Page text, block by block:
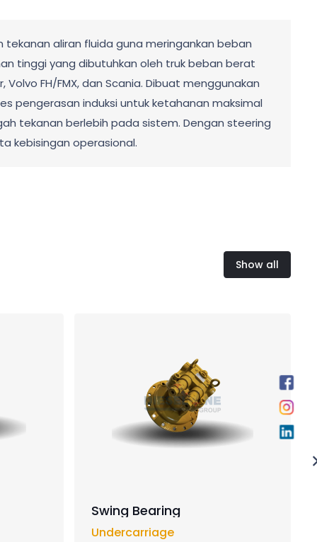
aliran fluida guna meringankan beban
tinggi yang dibutuhkan oleh truk beban berat
FH/FMX, dan Scania. Dibuat menggunakan
pengerasan induksi untuk ketahanan maksimal
tekanan berlebih pada sistem. Dengan steering
kebisingan operasional.
Show all
Swing Bearing
Undercarriage